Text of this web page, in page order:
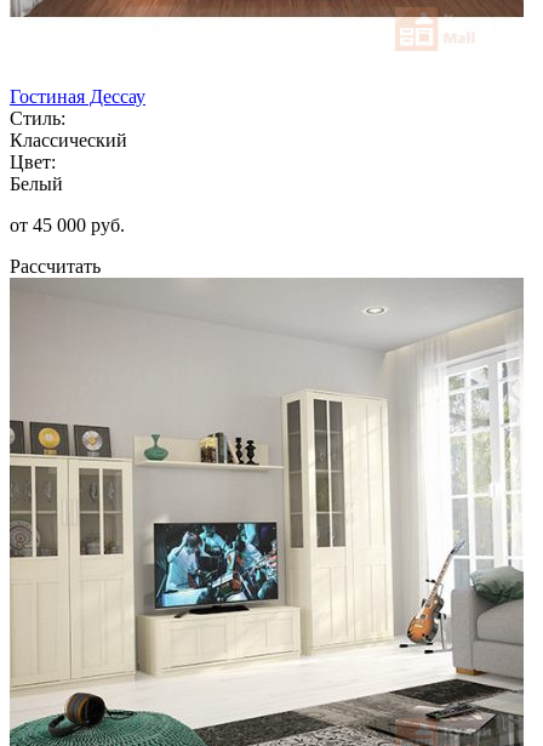
Гостиная Дессау
Стиль:
Классический
Цвет:
Белый
от 45 000 руб.
Рассчитать